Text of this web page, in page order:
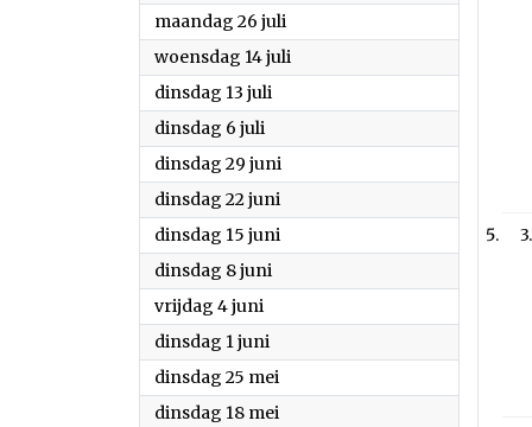
maandag 26 juli
woensdag 14 juli
dinsdag 13 juli
dinsdag 6 juli
dinsdag 29 juni
dinsdag 22 juni
dinsdag 15 juni
dinsdag 8 juni
vrijdag 4 juni
dinsdag 1 juni
dinsdag 25 mei
dinsdag 18 mei